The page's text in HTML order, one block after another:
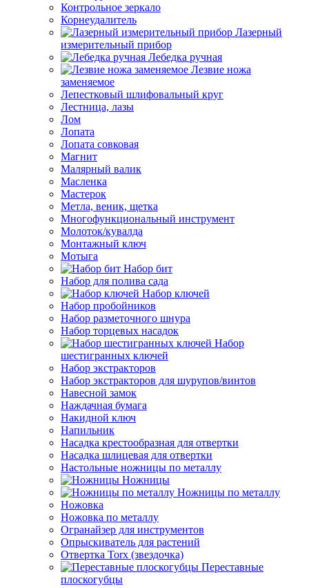
Контрольное зеркало
Корнеудалитель
Лазерный
измерительный прибор
Лебедка ручная
Лезвие ножа
заменяемое
Лепестковый шлифовальный круг
Лестница, лазы
Лом
Лопата
Лопата совковая
Магнит
Малярный валик
Масленка
Мастерок
Метла, веник, щетка
Многофункциональный инструмент
Молоток/кувалда
Монтажный ключ
Мотыга
Набор бит
Набор для полива сада
Набор ключей
Набор пробойников
Набор разметочного шнура
Набор торцевых насадок
Набор
шестигранных ключей
Набор экстракторов
Набор экстракторов для шурупов/винтов
Навесной замок
Наждачная бумага
Накидной ключ
Напильник
Насадка крестообразная для отвертки
Насадка шлицевая для отвертки
Настольные ножницы по металлу
Ножницы
Ножницы по металлу
Ножовка
Ножовка по металлу
Огранайзер для инструментов
Опрыскиватель для растений
Отвертка Torx (звездочка)
Переставные
плоскогубцы